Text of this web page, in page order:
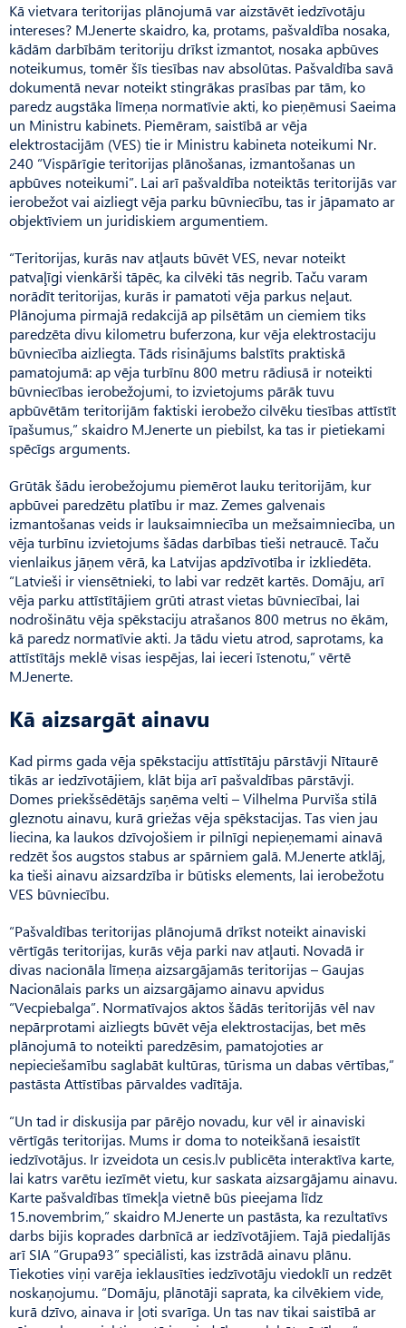
Kā vietvara teritorijas plānojumā var aizstāvēt iedzīvotāju
intereses? M.Jenerte skaidro, ka, protams, pašvaldība nosaka,
kādām darbībām teritoriju drīkst izmantot, nosaka apbūves
noteikumus, tomēr šīs tiesības nav absolūtas. Pašvaldība savā
dokumentā nevar noteikt stingrākas prasības par tām, ko
paredz augstāka līmeņa normatīvie akti, ko pieņēmusi Saeima
un Ministru kabinets. Piemēram, saistībā ar vēja
elektrostacijām (VES) tie ir Ministru kabineta noteikumi Nr.
240 “Vispārīgie teritorijas plānošanas, izmantošanas un
apbūves noteikumi”. Lai arī pašvaldība noteiktās teritorijās var
ierobežot vai aizliegt vēja parku būvniecību, tas ir jāpamato ar
objektīviem un juridiskiem argumentiem.
“Teritorijas, kurās nav atļauts būvēt VES, nevar noteikt
patvaļīgi vienkārši tāpēc, ka cilvēki tās negrib. Taču varam
norādīt teritorijas, kurās ir pamatoti vēja parkus neļaut.
Plānojuma pirmajā redakcijā ap pilsētām un ciemiem tiks
paredzēta divu kilometru buferzona, kur vēja elektrostaciju
būvniecība aizliegta. Tāds risinājums balstīts praktiskā
pamatojumā: ap vēja turbīnu 800 metru rādiusā ir noteikti
būvniecības ierobežojumi, to izvietojums pārāk tuvu
apbūvētām teritorijām faktiski ierobežo cilvēku tiesības attīstīt
īpašumus,” skaidro M.Je­nerte un piebilst, ka tas ir pietiekami
spēcīgs arguments.
Grūtāk šādu ierobežojumu piemērot lauku teritorijām, kur
apbūvei paredzētu platību ir maz. Zemes galvenais
izmantošanas veids ir lauksaimniecība un mežsaimniecība, un
vēja turbīnu izvietojums šādas darbības tieši netraucē. Taču
vienlaikus jāņem vērā, ka Latvijas apdzīvotība ir izkliedēta.
“Latvieši ir viensētnieki, to labi var redzēt kartēs. Domāju, arī
vēja parku attīstītājiem grūti atrast vietas būvniecībai, lai
nodrošinātu vēja spēkstaciju atrašanos 800 metrus no ēkām,
kā paredz normatīvie akti. Ja tādu vietu atrod, saprotams, ka
attīstītājs meklē visas iespējas, lai ieceri īstenotu,” vērtē
M.Jenerte.
Kā aizsargāt ainavu
Kad pirms gada vēja spēkstaciju attīstītāju pārstāvji Nītaurē
tikās ar iedzīvotājiem, klāt bija arī pašvaldības pārstāvji.
Domes priekšsēdētājs saņēma velti – Vilhelma Purvīša stilā
gleznotu ainavu, kurā griežas vēja spēkstacijas. Tas vien jau
liecina, ka laukos dzīvojošiem ir pilnīgi nepieņemami ainavā
redzēt šos augstos stabus ar spārniem galā. M.Je­nerte atklāj,
ka tieši ainavu aizsardzība ir būtisks elements, lai ierobežotu
VES būvniecību.
“Pašvaldības teritorijas plānojumā drīkst noteikt ainaviski
vērtīgās teritorijas, kurās vēja parki nav atļauti. Novadā ir
divas nacionāla līmeņa aizsargājamās teritorijas – Gaujas
Nacionālais parks un aizsargājamo ainavu apvidus
“Vecpiebalga”. Normatī­vajos aktos šādās teritorijās vēl nav
nepārprotami aizliegts būvēt vēja elektrostacijas, bet mēs
plānojumā to noteikti paredzēsim, pamatojoties ar
nepieciešamību saglabāt kultūras, tūrisma un dabas vērtības,”
pastāsta Attīstības pārvaldes vadītāja.
“Un tad ir diskusija par pārējo novadu, kur vēl ir ainaviski
vērtīgās teritorijas. Mums ir doma to noteikšanā iesaistīt
iedzīvotājus. Ir izveidota un cesis.lv publicēta interaktīva karte,
lai katrs varētu iezīmēt vietu, kur saskata aizsargājamu ainavu.
Karte pašvaldības tīmekļa vietnē būs pieejama līdz
15.novembrim,” skaidro M.Je­nerte un pastāsta, ka rezultatīvs
darbs bijis koprades darbnīcā ar iedzīvotājiem. Tajā piedalījās
arī SIA “Grupa93” speciālisti, kas izstrādā ainavu plānu.
Tiekoties viņi varēja ieklausīties iedzīvotāju viedoklī un redzēt
noskaņojumu. “Domāju, plānotāji saprata, ka cilvēkiem vide,
kurā dzīvo, ainava ir ļoti svarīga. Un tas nav tikai saistībā ar